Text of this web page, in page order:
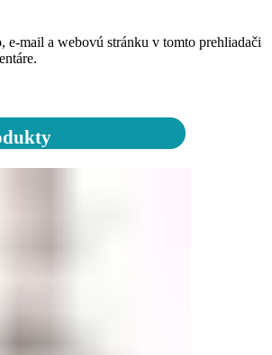
e-mail a webovú stránku v tomto prehliadači